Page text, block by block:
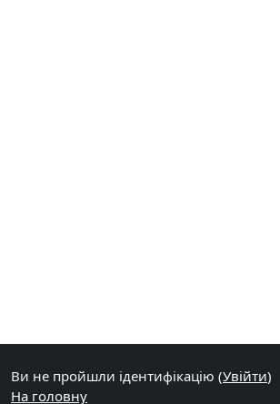
Ви не пройшли ідентифікацію (Увійти)
На головну